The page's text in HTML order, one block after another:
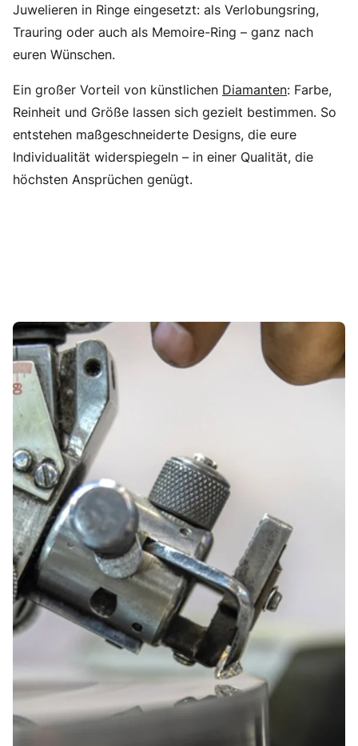
Juwelieren in Ringe eingesetzt: als Verlobungsring,
Trauring oder auch als Memoire-Ring – ganz nach
euren Wünschen.
Ein großer Vorteil von künstlichen Diamanten: Farbe,
Reinheit und Größe lassen sich gezielt bestimmen. So
entstehen maßgeschneiderte Designs, die eure
Individualität widerspiegeln – in einer Qualität, die
höchsten Ansprüchen genügt.